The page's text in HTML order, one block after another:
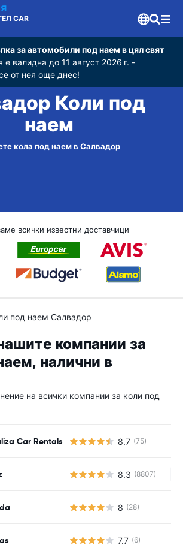
CAR
за автомобили под наем в цял свят
е валидна до 11 август 2026 г. -
от нея още днес!
Коли под
наем
кола под наем в Салвадор
всички известни доставчици
под наем Салвадор
компании за
налични в
на всички компании за коли под
Car Rentals 8.7 (75)
8.3 (8807)
8 (28)
7.7 (6)